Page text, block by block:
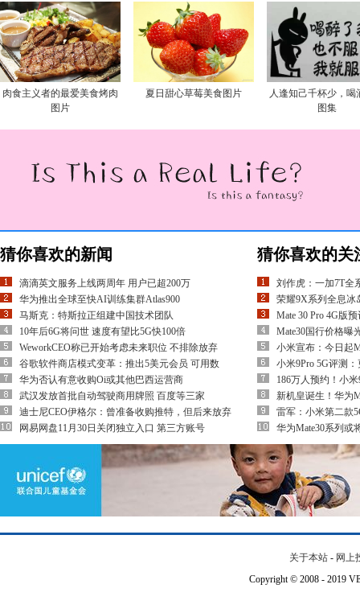
肉食主义者的最爱美食烤肉
图片
夏日甜心草莓美食图片
人逢知己千杯少，喝
图集
猜你喜欢的新闻
滴滴英文服务上线两周年 用户已超200万
华为推出全球至快AI训练集群Atlas900
马斯克：特斯拉正组建中国技术团队
10年后6G将问世 速度有望比5G快100倍
WeworkCEO称已开始考虑未来职位 不排除放弃
谷歌软件商店模式变革：推出5美元会员 可用数
华为否认有意收购Oi或其他巴西运营商
武汉发放首批自动驾驶商用牌照 百度等三家
迪士尼CEO伊格尔：曾准备收购推特，但后来放弃
网易网盘11月30日关闭独立入口 第三方账号
猜你喜欢的关
刘作虎：一加7T全
荣耀9X系列全息冰
Mate 30 Pro 4G版
Mate30国行价格曝
小米宣布：今日起
小米9Pro 5G评测
186万人预约！小
新机皇诞生！华为
雷军：小米第二款
华为Mate30系列或
关于本站 - 网上
Copyright © 2008 - 2019